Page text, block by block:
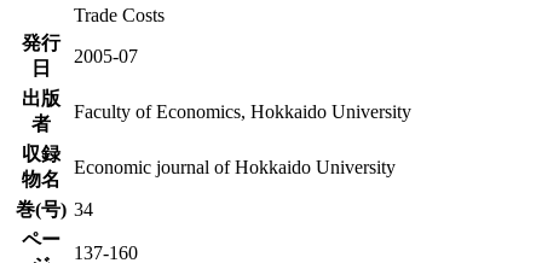
Trade Costs
発行
日
2005-07
出版
者
Faculty of Economics, Hokkaido University
収録
物名
Economic journal of Hokkaido University
巻(号) 34
ペー
137-160